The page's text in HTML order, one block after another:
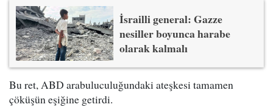
İsrailli general: Gazze
nesiller boyunca harabe
olarak kalmalı
Bu ret, ABD arabuluculuğundaki ateşkesi tamamen
çöküşün eşiğine getirdi.